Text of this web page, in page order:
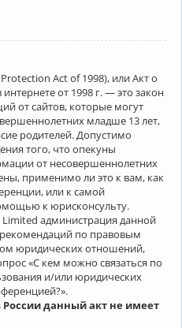
Act of 1998), или Акт о
от 1998 г. — это закон
от сайтов, которые могут
младше 13 лет,
родителей. Допустимо
того, что опекуны
от несовершеннолетних
применимо ли это к вам, как
или к самой
к юрисконсульту.
администрация данной
по правовым
юридических отношений,
«С кем можно связаться по
и/или юридических
данный акт не имеет